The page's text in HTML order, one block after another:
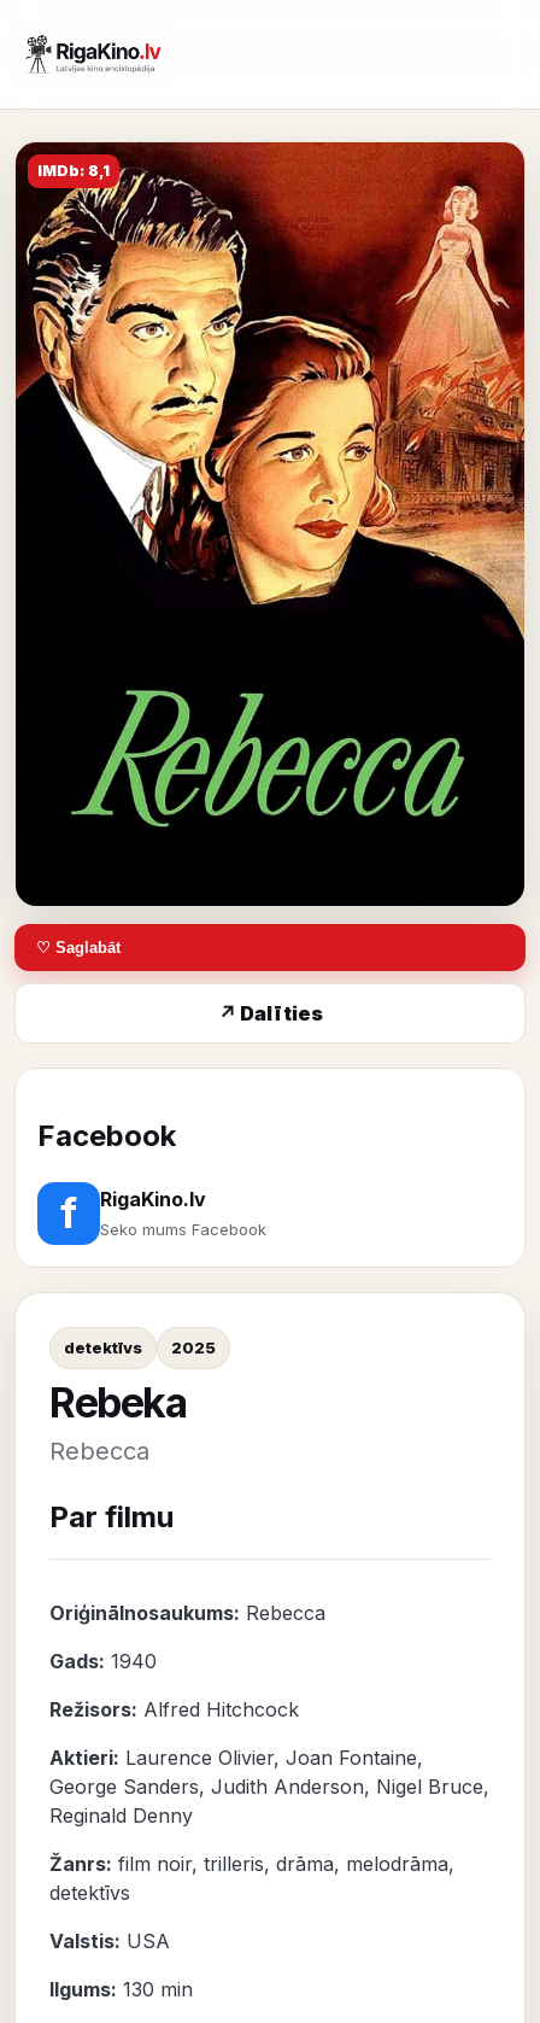
IMDb: 8,1
♡ Saglabāt
↗ Dalīties
Facebook
f RigaKino.lv
Seko mums Facebook
detektīvs 2025
Rebeka
Rebecca
Par filmu
Oriģinālnosaukums: Rebecca
Gads: 1940
Režisors: Alfred Hitchcock
Aktieri: Laurence Olivier, Joan Fontaine,
George Sanders, Judith Anderson, Nigel Bruce,
Reginald Denny
Žanrs: film noir, trilleris, drāma, melodrāma,
detektīvs
Valstis: USA
Ilgums: 130 min